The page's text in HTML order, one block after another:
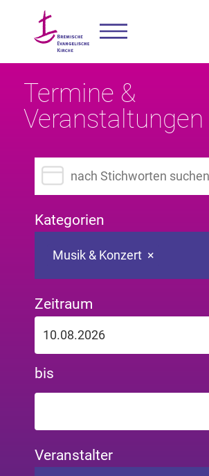
Termine &
Veranstaltungen
Suchbegriff eingeben
Kategorien
×
Musik & Konzert
Zeitraum
bis
Veranstalter